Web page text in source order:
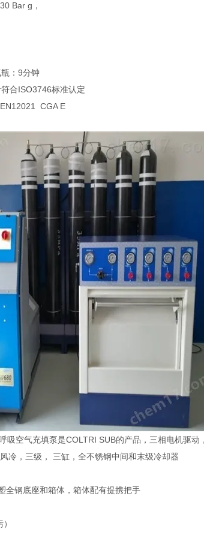
Bar g，
：9分钟
合ISO3746标准认定
CGA E
吸空气充填泵是COLTRI SUB的产品，三相电机驱
冷，三级， 三缸，全不锈钢中间和末级冷却器
全钢底座和箱体，箱体配有提携把手